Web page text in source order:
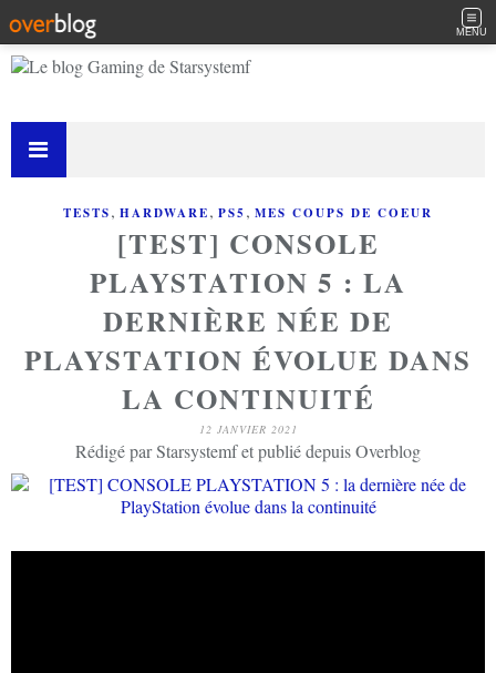
MENU
TESTS, HARDWARE, PS5 , MES COUPS DE COEUR
[TEST] CONSOLE
PLAYSTATION 5 : LA
DERNIÈRE NÉE DE
PLAYSTATION ÉVOLUE DANS
LA CONTINUITÉ
12 JANVIER 2021
Rédigé par Starsystemf et publié depuis Overblog